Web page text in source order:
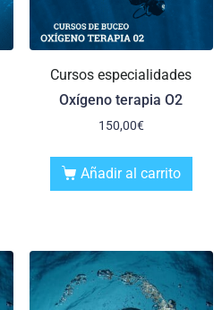
Cursos especialidades
Oxígeno terapia O2
150,00€
Añadir al carrito